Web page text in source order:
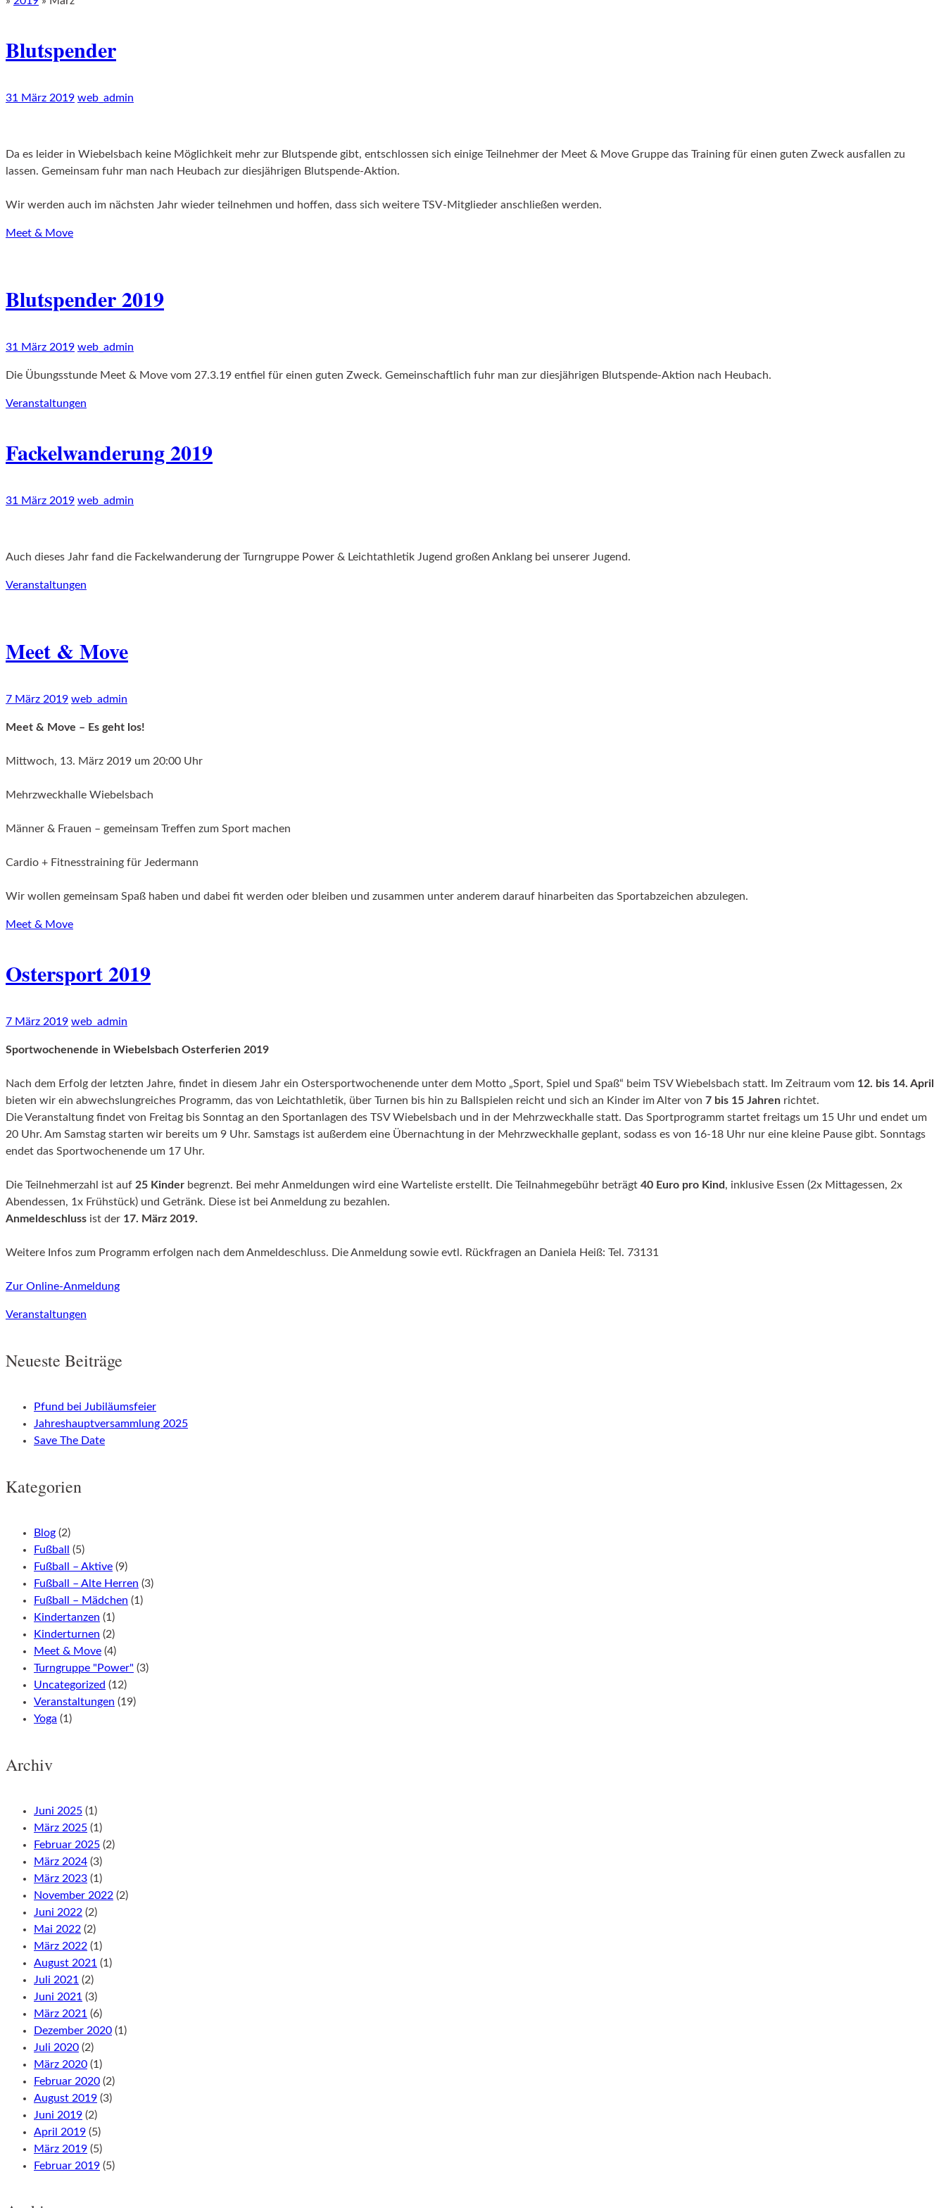
Blutspender
31 März 2019 web_admin
Da es leider in Wiebelsbach keine Möglichkeit mehr zur Blutspende gibt, entschlossen sich einige Teilnehmer der Meet & Move Gruppe das Training für einen guten Zweck ausfallen zu
lassen. Gemeinsam fuhr man nach Heubach zur diesjährigen Blutspende-Aktion.
Wir werden auch im nächsten Jahr wieder teilnehmen und hoffen, dass sich weitere TSV-Mitglieder anschließen werden.
Meet & Move
Blutspender 2019
31 März 2019 web_admin
Die Übungsstunde Meet & Move vom 27.3.19 entfiel für einen guten Zweck. Gemeinschaftlich fuhr man zur diesjährigen Blutspende-Aktion nach Heubach.
Veranstaltungen
Fackelwanderung 2019
31 März 2019 web_admin
Auch dieses Jahr fand die Fackelwanderung der Turngruppe Power & Leichtathletik Jugend großen Anklang bei unserer Jugend.
Veranstaltungen
Meet & Move
7 März 2019 web_admin
Meet & Move – Es geht los!
Mittwoch, 13. März 2019 um 20:00 Uhr
Mehrzweckhalle Wiebelsbach
Männer & Frauen – gemeinsam Treffen zum Sport machen
Cardio + Fitnesstraining für Jedermann
Wir wollen gemeinsam Spaß haben und dabei fit werden oder bleiben und zusammen unter anderem darauf hinarbeiten das Sportabzeichen abzulegen.
Meet & Move
Ostersport 2019
7 März 2019 web_admin
Sportwochenende in Wiebelsbach Osterferien 2019
Nach dem Erfolg der letzten Jahre, findet in diesem Jahr ein Ostersportwochenende unter dem Motto „Sport, Spiel und Spaß“ beim TSV Wiebelsbach statt. Im Zeitraum vom 12. bis 14. April
bieten wir ein abwechslungreiches Programm, das von Leichtathletik, über Turnen bis hin zu Ballspielen reicht und sich an Kinder im Alter von 7 bis 15 Jahren richtet.
Die Veranstaltung findet von Freitag bis Sonntag an den Sportanlagen des TSV Wiebelsbach und in der Mehrzweckhalle statt. Das Sportprogramm startet freitags um 15 Uhr und endet um
20 Uhr. Am Samstag starten wir bereits um 9 Uhr. Samstags ist außerdem eine Übernachtung in der Mehrzweckhalle geplant, sodass es von 16-18 Uhr nur eine kleine Pause gibt. Sonntags
endet das Sportwochenende um 17 Uhr.
Die Teilnehmerzahl ist auf 25 Kinder begrenzt. Bei mehr Anmeldungen wird eine Warteliste erstellt. Die Teilnahmegebühr beträgt 40 Euro pro Kind, inklusive Essen (2x Mittagessen, 2x
Abendessen, 1x Frühstück) und Getränk. Diese ist bei Anmeldung zu bezahlen.
Anmeldeschluss ist der 17. März 2019.
Weitere Infos zum Programm erfolgen nach dem Anmeldeschluss. Die Anmeldung sowie evtl. Rückfragen an Daniela Heiß: Tel. 73131
Zur Online-Anmeldung
Veranstaltungen
Neueste Beiträge
Pfund bei Jubiläumsfeier
Jahreshauptversammlung 2025
Save The Date
Kategorien
Blog (2)
Fußball
(5)
Fußball – Aktive (9)
Fußball – Alte Herren (3)
Fußball – Mädchen (1)
Kindertanzen (1)
Kinderturnen (2)
Meet & Move (4)
Turngruppe "Power" (3)
Uncategorized (12)
Veranstaltungen (19)
Yoga (1)
Archiv
Juni 2025 (1)
März 2025 (1)
Februar 2025 (2)
März 2024 (3)
März 2023 (1)
November 2022 (2)
Juni 2022 (2)
Mai 2022 (2)
März 2022 (1)
August 2021 (1)
Juli 2021 (2)
Juni 2021 (3)
März 2021 (6)
Dezember 2020 (1)
Juli 2020 (2)
März 2020 (1)
Februar 2020 (2)
August 2019 (3)
Juni 2019 (2)
April 2019 (5)
März 2019 (5)
Februar 2019 (5)